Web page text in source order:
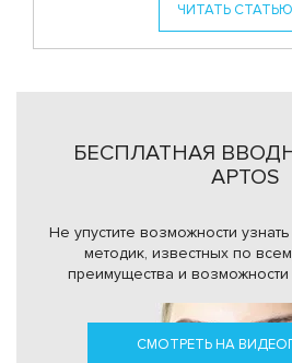
ЧИТАТЬ СТАТЬЮ
БЕСПЛАТНАЯ
APTOS
Не упустите возможности
методик, известных по
преимущества и
СМОТРЕТЬ НА